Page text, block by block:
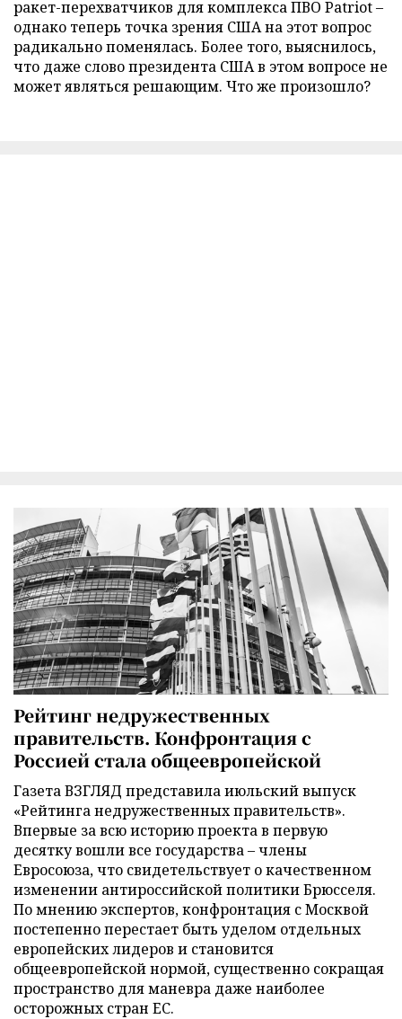
ракет-перехватчиков для комплекса ПВО Patriot –
однако теперь точка зрения США на этот вопрос
радикально поменялась. Более того, выяснилось,
что даже слово президента США в этом вопросе не
может являться решающим. Что же произошло?
Рейтинг недружественных
правительств. Конфронтация с
Россией стала общеевропейской
Газета ВЗГЛЯД представила июльский выпуск
«Рейтинга недружественных правительств».
Впервые за всю историю проекта в первую
десятку вошли все государства – члены
Евросоюза, что свидетельствует о качественном
изменении антироссийской политики Брюсселя.
По мнению экспертов, конфронтация с Москвой
постепенно перестает быть уделом отдельных
европейских лидеров и становится
общеевропейской нормой, существенно сокращая
пространство для маневра даже наиболее
осторожных стран ЕС.